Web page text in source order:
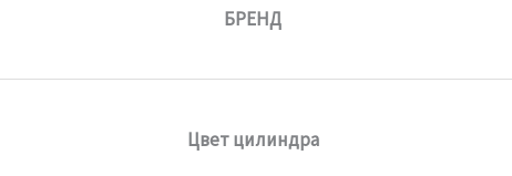
БРЕНД
Цвет цилиндра